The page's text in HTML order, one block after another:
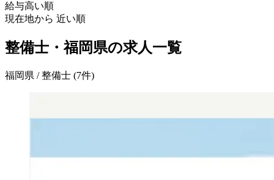
給与高い順
現在地から 近い順
整備士・福岡県の求人一覧
福岡県 / 整備士 (7件)